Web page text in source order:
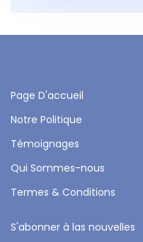
Page D'accueil
Notre Politique
Témoignages
Qui Sommes-nous
Termes & Conditions
S'abonner à las nouvelles